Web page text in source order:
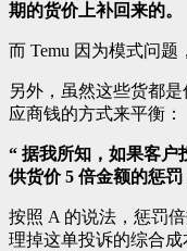
期的货价上补回来的。
而 Temu 因为模式问题
另外，虽然这些货都
应商钱的方式来平衡：
“ 据我所知，如果客户
供货价 5 倍金额的惩
按照 A 的说法，惩罚
理掉这单投诉的综合